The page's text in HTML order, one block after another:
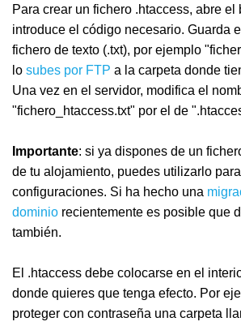
Para crear un fichero .htaccess, abre el
introduce el código necesario. Guarda
fichero de texto (.txt), por ejemplo
lo subes por FTP a la carpeta donde
Una vez en el servidor, modifica el
"fichero_htaccess.txt" por el de
Importante: si ya dispones de un
de tu alojamiento, puedes utilizarlo
configuraciones. Si ha hecho una
dominio recientemente es posible que
también.
El .htaccess debe colocarse en el
donde quieres que tenga efecto. Por
proteger con contraseña una carpeta